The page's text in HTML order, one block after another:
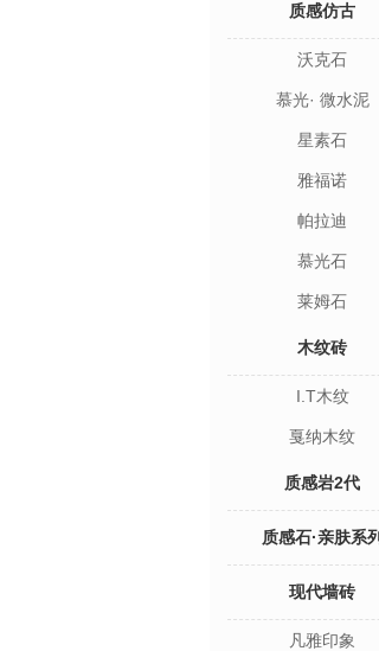
质感仿古
沃克石
慕光· 微水泥
星素石
雅福诺
帕拉迪
慕光石
莱姆石
木纹砖
I.T木纹
戛纳木纹
质感岩2代
质感石·亲肤系列
现代墙砖
凡雅印象